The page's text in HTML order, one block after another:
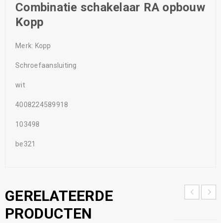
Combinatie schakelaar RA opbouw
Kopp
Merk: Kopp
Schroefaansluiting
wit
4008224589918
103498
be321
GERELATEERDE
PRODUCTEN